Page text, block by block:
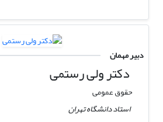
دبیر مهمان
دکتر ولی رستمی
حقوق عمومی
استاد دانشگاه تهران